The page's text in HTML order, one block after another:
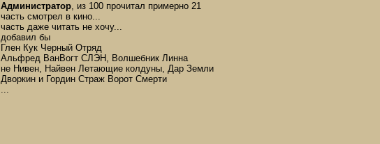
Администратор, из 100 прочитал примерно 21
часть смотрел в кино...
часть даже читать не хочу...
добавил бы
Глен Кук Черный Отряд
Альфред ВанВогт СЛЭН, Волшебник Линна
не Нивен, Найвен Летающие колдуны, Дар Земли
Дворкин и Гордин Страж Ворот Смерти
...